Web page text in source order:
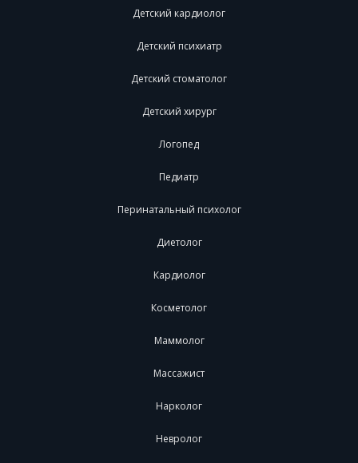
Детский кардиолог
Детский психиатр
Детский стоматолог
Детский хирург
Логопед
Педиатр
Перинатальный психолог
Диетолог
Кардиолог
Косметолог
Маммолог
Массажист
Нарколог
Невролог